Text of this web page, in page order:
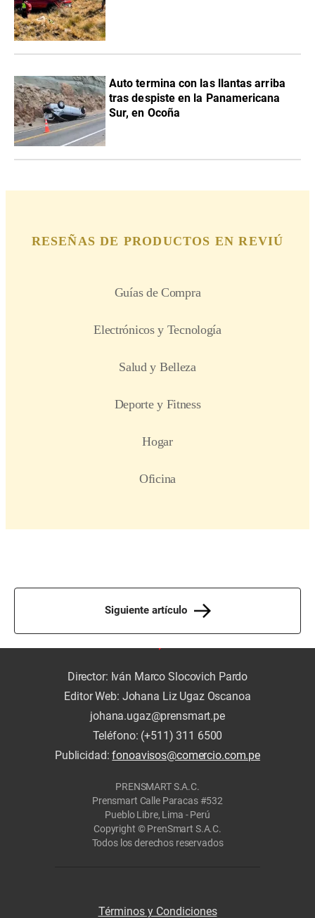
Auto termina con las llantas arriba
tras despiste en la Panamericana
Sur, en Ocoña
Siguiente artículo
Director: Iván Marco Slocovich Pardo
Editor Web: Johana Liz Ugaz Oscanoa
johana.ugaz@prensmart.pe
Teléfono: (+511) 311 6500
Publicidad:fonoavisos@comercio.com.pe
PRENSMART S.A.C.
Prensmart Calle Paracas #532
Pueblo Libre, Lima - Perú
Copyright © PrenSmart S.A.C.
Todos los derechos reservados
Términos y Condiciones